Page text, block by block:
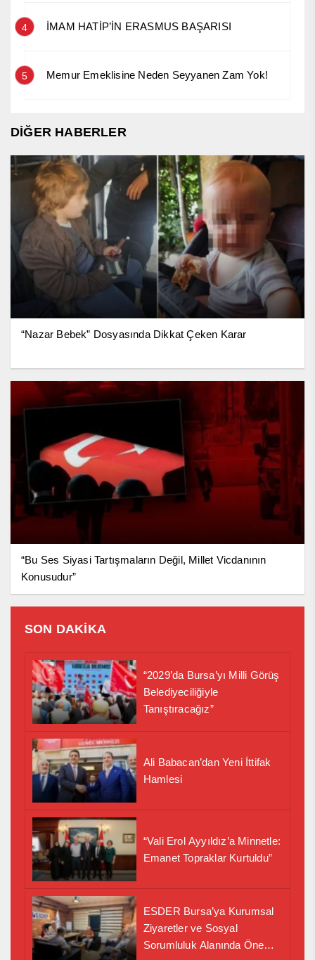
4 İMAM HATİP’İN ERASMUS BAŞARISI
5 Memur Emeklisine Neden Seyyanen Zam Yok!
DİĞER HABERLER
“Nazar Bebek” Dosyasında Dikkat Çeken Karar
“Bu Ses Siyasi Tartışmaların Değil, Millet Vicdanının
Konusudur”
SON DAKİKA
“2029’da Bursa’yı Milli Görüş
Belediyeciliğiyle
Tanıştıracağız”
Ali Babacan’dan Yeni İttifak
Hamlesi
“Vali Erol Ayyıldız’a Minnetle:
Emanet Topraklar Kurtuldu”
ESDER Bursa’ya Kurumsal
Ziyaretler ve Sosyal
Sorumluluk Alanında Önemli